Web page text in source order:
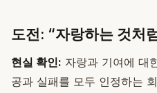
도전: “자랑하는 것처
현실 확인: 자랑과 기여에 대
공과 실패를 모두 인정하는